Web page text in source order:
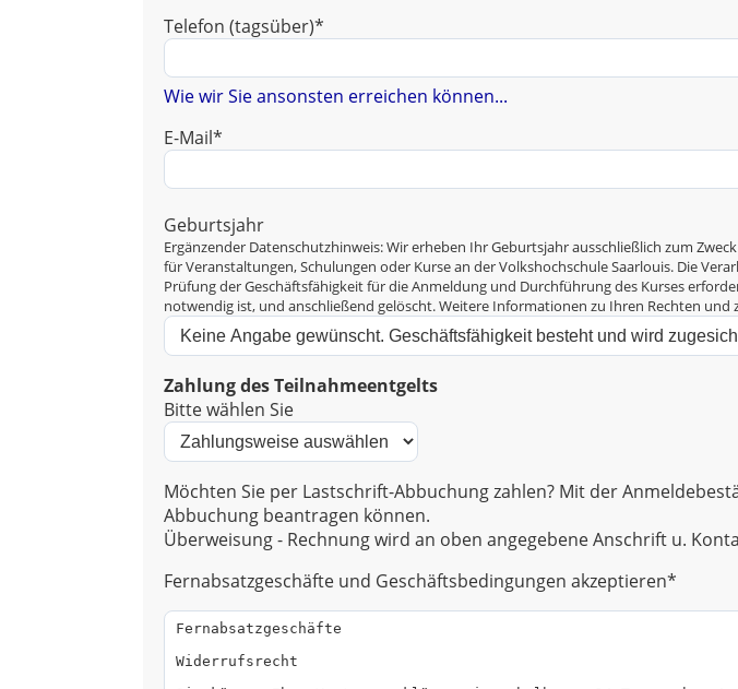
Telefon (tagsüber)*
Wie wir Sie ansonsten erreichen können...
E-Mail*
Geburtsjahr
Ergänzender Datenschutzhinweis: Wir erheben Ihr Geburtsjahr ausschließlich zum
für Veranstaltungen, Schulungen oder Kurse an der Volkshochschule Saarlouis. Die
Prüfung der Geschäftsfähigkeit für die Anmeldung und Durchführung des Kurses
notwendig ist, und anschließend gelöscht. Weitere Informationen zu Ihren Rechten
Zahlung des Teilnahmeentgelts
Bitte wählen Sie
Möchten Sie per Lastschrift-Abbuchung zahlen? Mit der
Abbuchung beantragen können.
Überweisung - Rechnung wird an oben angegebene Anschrift u.
Fernabsatzgeschäfte und Geschäftsbedingungen akzeptieren*